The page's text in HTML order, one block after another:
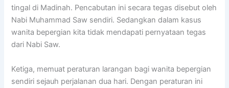
tingal di Madinah. Pencabutan ini secara tegas disebut oleh
Nabi Muhammad Saw sendiri. Sedangkan dalam kasus
wanita bepergian kita tidak mendapati pernyataan tegas
dari Nabi Saw.
Ketiga, memuat peraturan larangan bagi wanita bepergian
sendiri sejauh perjalanan dua hari. Dengan peraturan ini